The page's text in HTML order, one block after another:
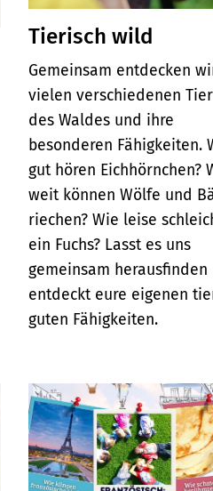
Tierisch wild
Gemeinsam entdecken
vielen verschiedenen
des Waldes und ihre
besonderen Fähigkeiten.
gut hören Eichhörnchen?
weit können Wölfe und
riechen? Wie leise
ein Fuchs? Lasst es uns
gemeinsam herausfinden
entdeckt eure eigenen
guten Fähigkeiten.